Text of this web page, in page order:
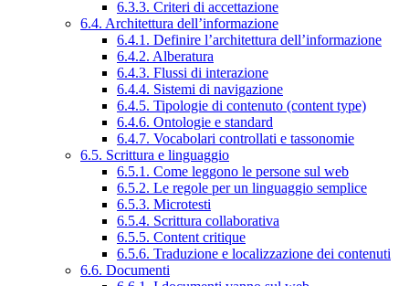
6.3.3. Criteri di accettazione
6.4. Architettura dell’informazione
6.4.1. Definire l’architettura dell’informazione
6.4.2. Alberatura
6.4.3. Flussi di interazione
6.4.4. Sistemi di navigazione
6.4.5. Tipologie di contenuto (content type)
6.4.6. Ontologie e standard
6.4.7. Vocabolari controllati e tassonomie
6.5. Scrittura e linguaggio
6.5.1. Come leggono le persone sul web
6.5.2. Le regole per un linguaggio semplice
6.5.3. Microtesti
6.5.4. Scrittura collaborativa
6.5.5. Content critique
6.5.6. Traduzione e localizzazione dei contenuti
6.6. Documenti